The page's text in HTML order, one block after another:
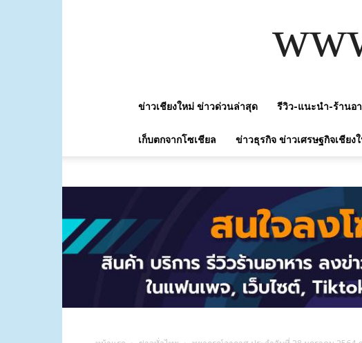
ข่าวเชียงใหม่ ข่าวด่วนล่าสุด รีวิว-แนะนำ-ร้านอ
เก็บตกจากโซเชียล ข่าวธุรกิจ ข่าวเศรษฐกิจเชียง